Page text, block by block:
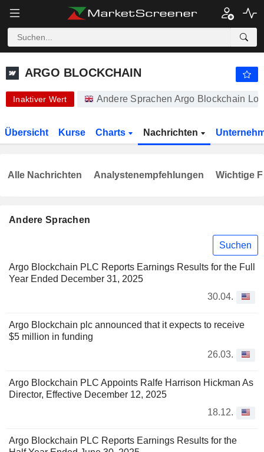
ARGO BLOCKCHAIN
ARGO BLOCKCHAIN
Inaktiver Wert Andere Sprachen Argo Blockchain
Übersicht Kurse Charts Nachrichten
Andere Sprachen
Suchen
Argo Blockchain PLC Reports Earnings Results for the Full
Year Ended December 31, 2025
30.04.
Argo Blockchain plc announced that it expects to receive
$5 million in funding
26.03.
Argo Blockchain PLC Appoints Ralfe Harrison Hickman As
Director, Effective December 12, 2025
18.12.
Argo Blockchain PLC Reports Earnings Results for the
Alle Nachrichten Analystenempfehlungen Wichtige